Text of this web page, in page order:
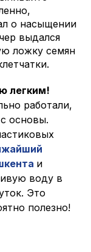
о насыщении
выдался
ложку семян
легким!
работали,
основы.
и
воду в
Это
полезно!